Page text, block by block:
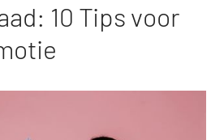
10 Tips voor